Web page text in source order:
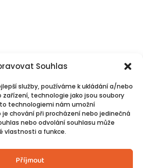
Souhlas
služby, používáme k ukládání a/nebo
technologie jako jsou soubory
technologiemi nám umožní
chování při procházení nebo jedinečná
nebo odvolání souhlasu může
vlastnosti a funkce.
Příjmout
Follow Us